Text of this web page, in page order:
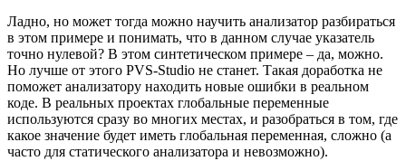
Ладно, но может тогда можно научить анализатор разбираться
в этом примере и понимать, что в данном случае указатель
точно нулевой? В этом синтетическом примере – да, можно.
Но лучше от этого PVS-Studio не станет. Такая доработка не
поможет анализатору находить новые ошибки в реальном
коде. В реальных проектах глобальные переменные
используются сразу во многих местах, и разобраться в том, где
какое значение будет иметь глобальная переменная, сложно (а
часто для статического анализатора и невозможно).